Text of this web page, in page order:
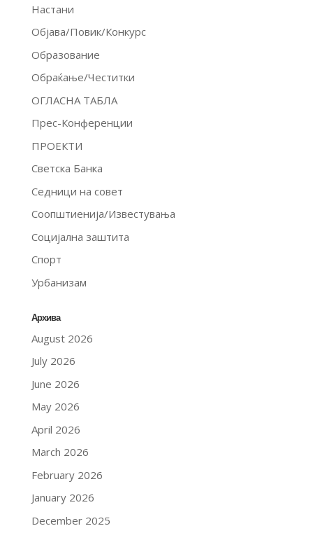
Настани
Објава/Повик/Конкурс
Образование
Обраќање/Честитки
ОГЛАСНА ТАБЛА
Прес-Конференции
ПРОЕКТИ
Светска Банка
Седници на совет
Соопштиенија/Известувања
Социјална заштита
Спорт
Урбанизам
Архива
August 2026
July 2026
June 2026
May 2026
April 2026
March 2026
February 2026
January 2026
December 2025